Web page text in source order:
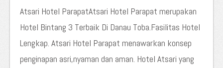
Atsari Hotel ParapatAtsari Hotel Parapat merupakan
Hotel Bintang 3 Terbaik Di Danau Toba.Fasilitas Hotel
Lengkap. Atsari Hotel Parapat menawarkan konsep
penginapan asri,nyaman dan aman. Hotel Atsari yang